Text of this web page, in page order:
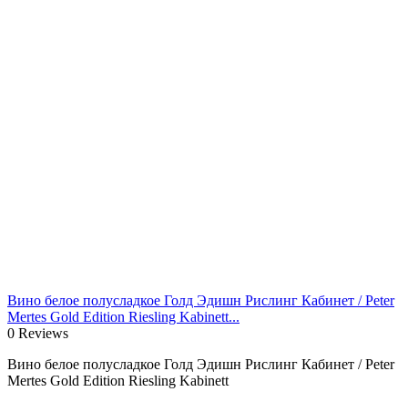
Вино белое полусладкое Голд Эдишн Рислинг Кабинет / Peter
Mertes Gold Edition Riesling Kabinett...
0 Reviews
Вино белое полусладкое Голд Эдишн Рислинг Кабинет / Peter
Mertes Gold Edition Riesling Kabinett